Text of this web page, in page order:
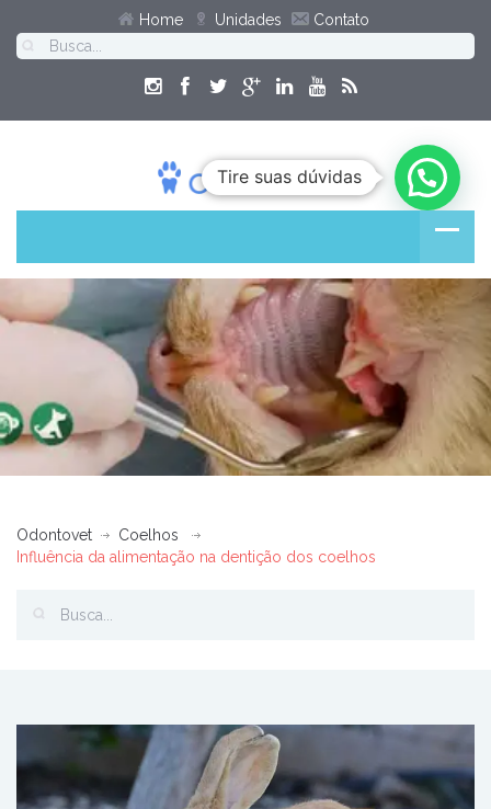
Home Unidades Contato
Odontovet
Coelhos
Influência da alimentação na dentição dos coelhos
Tire suas dúvidas